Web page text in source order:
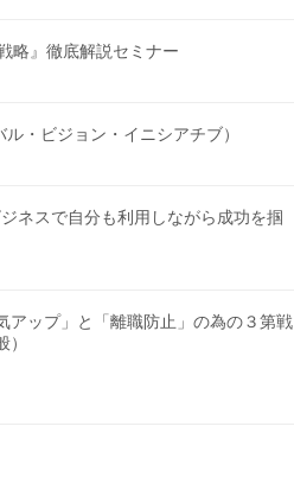
略』徹底解説セミナー
・ビジョン・イニシアチブ）
ネスで自分も利用しながら成功を掴
アップ」と「離職防止」の為の３第戦